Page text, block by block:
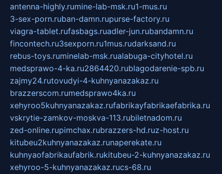
antenna-highly.rumine-lab-msk.ru1-mus.ru
3-sex-porn.ruban-damn.rupurse-factory.ru
viagra-tablet.rufasbags.ruadler-jun.rubandamn.ru
fincontech.ru3sexporn.ru1mus.rudarksand.ru
rebus-toys.ruminelab-msk.rualabuga-cityhotel.ru
medsprawo-4-ka.ru2864420.rublagodarenie-spb.ru
zajmy24.rutovudyi-4-kuhnyanazakaz.ru
brazzerscom.rumedsprawo4ka.ru
xehyroo5kuhnyanazakaz.rufabrikayfabrikaefabrika.ru
vskrytie-zamkov-moskva-113.rubiletnadom.ru
zed-online.rupimchax.rubrazzers-hd.ruz-host.ru
kitubeu2kuhnyanazakaz.runaperekate.ru
kuhnyaofabrikaufabrik.rukitubeu-2-kuhnyanazakaz.ru
xehyroo-5-kuhnyanazakaz.rucs-68.ru